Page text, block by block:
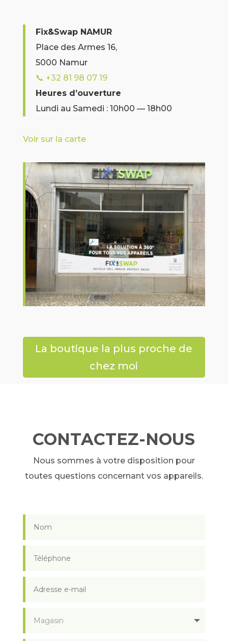
Fix&Swap NAMUR
Place des Armes 16,
5000 Namur
📞 +32 81 98 07 19
Heures d’ouverture
Lundi au Samedi : 10h00 — 18h00
Voir sur la carte
La boutique la plus proche de
chez moi
CONTACTEZ-NOUS
Nous sommes à votre disposition pour
toutes questions concernant vos appareils.